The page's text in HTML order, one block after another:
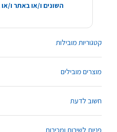
קטגוריות מובילות
מוצרים מובילים
חשוב לדעת
פניות לשירות ומכירות
השונים ו/או באתר ו/או